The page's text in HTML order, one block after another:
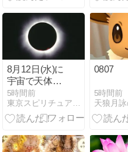
日！！！！！！！！
8月12日(水)に
宇宙で天体シ
ョーが3つ重
なって起こ
る。神は世界
をする。
5時間前
東京スピリチュアルサロンSenju-千手-河合洸司公式ブログ
0807
5時間前